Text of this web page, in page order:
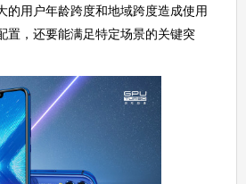
的用户年龄跨度和地域跨度造成使用
置，还要能满足特定场景的关键突